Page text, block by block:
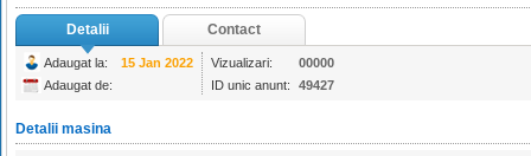
Detalii Contact
Adaugat la: 15 Jan 2022 Vizualizari:
00000
Adaugat de:
ID unic anunt: 49427
Detalii masina